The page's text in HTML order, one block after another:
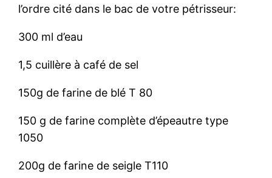
l’ordre cité dans le bac de votre pétrisseur:
300 ml d’eau
1,5 cuillère à café de sel
150g de farine de blé T 80
150 g de farine complète d’épeautre type
1050
200g de farine de seigle T110